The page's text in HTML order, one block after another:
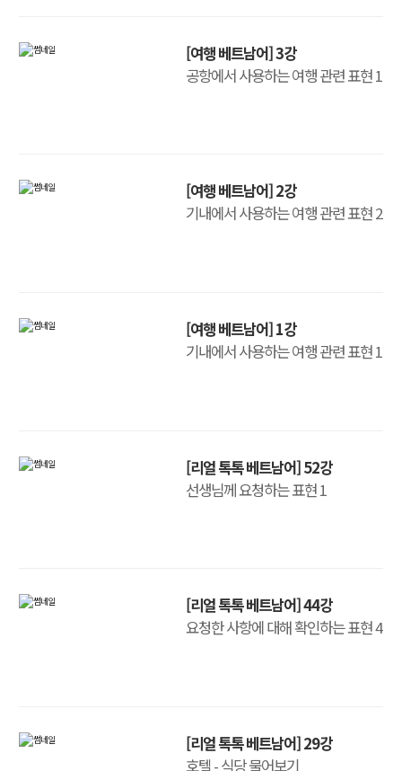
[여행 베트남어] 3강
공항에서 사용하는 여행 관련 표현 1
[여행 베트남어] 2강
기내에서 사용하는 여행 관련 표현 2
[여행 베트남어] 1강
기내에서 사용하는 여행 관련 표현 1
[리얼 톡톡 베트남어] 52강
선생님께 요청하는 표현 1
[리얼 톡톡 베트남어] 44강
요청한 사항에 대해 확인하는 표현 4
[리얼 톡톡 베트남어] 29강
호텔 - 식당 물어보기